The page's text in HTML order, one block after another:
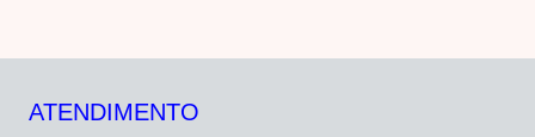
ATENDIMENTO